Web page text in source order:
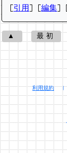
引用 編集
▲ 最初
利用規約 |